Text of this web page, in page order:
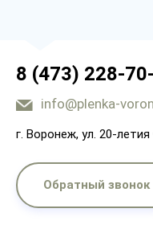
8 (473) 228-
info@plenka-
г. Воронеж, ул. 20-
Обратный звонок